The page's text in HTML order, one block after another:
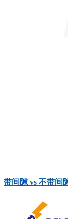
带间隙 vs 不带间